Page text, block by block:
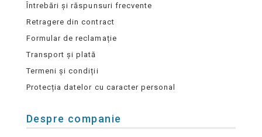
Întrebări și răspunsuri frecvente
Retragere din contract
Formular de reclamație
Transport și plată
Termeni și condiții
Protecția datelor cu caracter personal
Despre companie